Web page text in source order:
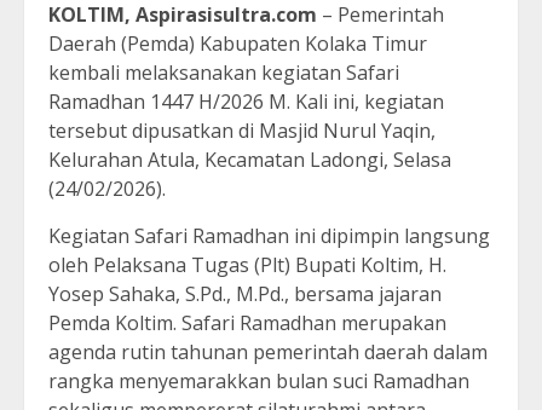
KOLTIM, Aspirasisultra.com – Pemerintah
Daerah (Pemda) Kabupaten Kolaka Timur
kembali melaksanakan kegiatan Safari
Ramadhan 1447 H/2026 M. Kali ini, kegiatan
tersebut dipusatkan di Masjid Nurul Yaqin,
Kelurahan Atula, Kecamatan Ladongi, Selasa
(24/02/2026).
Kegiatan Safari Ramadhan ini dipimpin langsung
oleh Pelaksana Tugas (Plt) Bupati Koltim, H.
Yosep Sahaka, S.Pd., M.Pd., bersama jajaran
Pemda Koltim. Safari Ramadhan merupakan
agenda rutin tahunan pemerintah daerah dalam
rangka menyemarakkan bulan suci Ramadhan